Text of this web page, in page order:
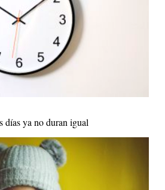
días ya no duran igual